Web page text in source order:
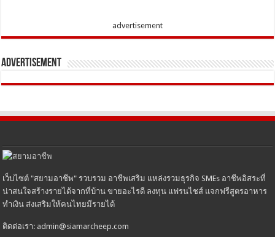
advertisement
Advertisement
เว็บไซต์ "สยามอาชีพ" รวบรวม อาชีพเสริม แหล่งรวมธุรกิจ SMEs อาชีพอิสระที่
น่าสนใจสร้างรายได้จากที่บ้าน ขายอะไรดี ลงทุน แฟรนไชส์ แจกฟรีสูตรอาหาร
ทำเงิน ส่งเสริมให้คนไทยมีรายได้
ติดต่อเรา: admin@siamarcheep.com